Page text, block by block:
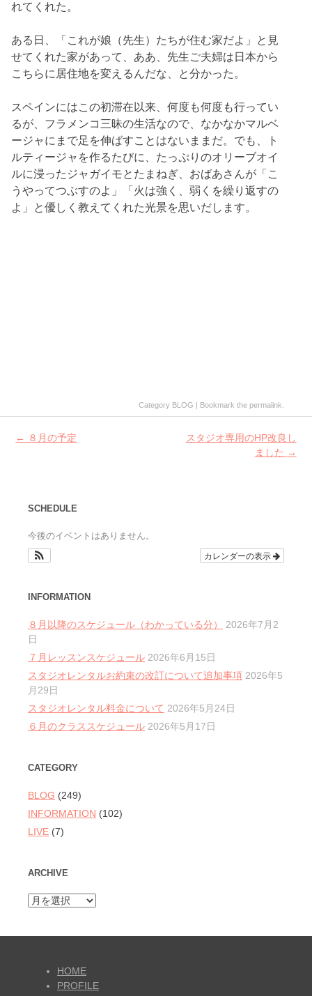
れてくれた。
ある日、「これが娘（先生）たちが住む家だよ」と見
せてくれた家があって、ああ、先生ご夫婦は日本から
こちらに居住地を変えるんだな、と分かった。
スペインにはこの初滞在以来、何度も何度も行ってい
るが、フラメンコ三昧の生活なので、なかなかマルベ
ージャにまで足を伸ばすことはないままだ。でも、ト
ルティージャを作るたびに、たっぷりのオリーブオイ
ルに浸ったジャガイモとたまねぎ、おばあさんが「こ
うやってつぶすのよ」「火は強く、弱くを繰り返すの
よ」と優しく教えてくれた光景を思いだします。
Category BLOG | Bookmark the permalink
Post
← ８月の予定
スタジオ専用のHP改良し
ました →
SCHEDULE
今後のイベントはありません。
カレンダーの表示
INFORMATION
８月以降のスケジュール（わかっている分）
2026年7月2
日
７月レッスンスケジュール 2026年6月15日
スタジオレンタルお約束の改訂について追加事項 2026年5
月29日
スタジオレンタル料金について 2026年5月24日
６月のクラススケジュール 2026年5月17日
CATEGORY
BLOG (249)
INFORMATION (102)
LIVE (7)
ARCHIVE
ARCHIVE
HOME
PROFILE